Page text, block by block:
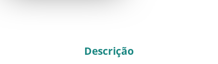
Descrição